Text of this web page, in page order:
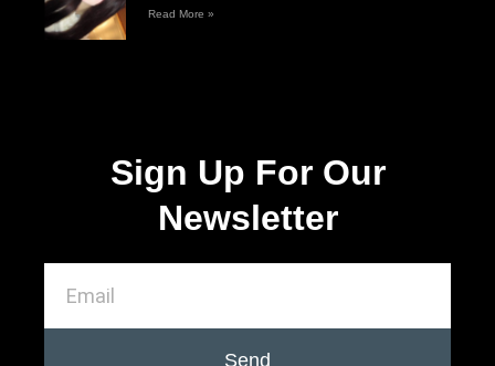
Read More »
Sign Up For Our
Newsletter
Send